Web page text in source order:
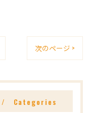
次のページ >
Categories